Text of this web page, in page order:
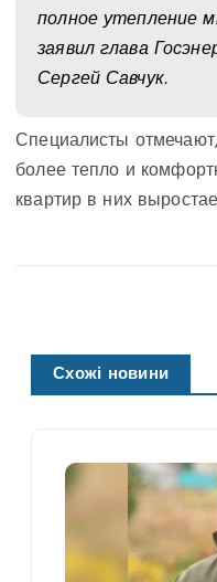
полное утепление
заявил глава
Сергей Савчук.
Специалисты
более тепло и
квартир в них
Схожі новини